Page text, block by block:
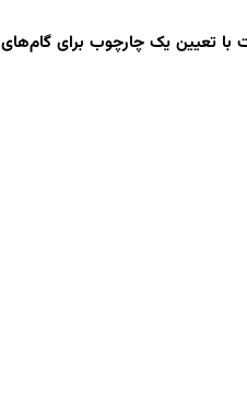
با تعیین یک چارچوب برای گام‌های